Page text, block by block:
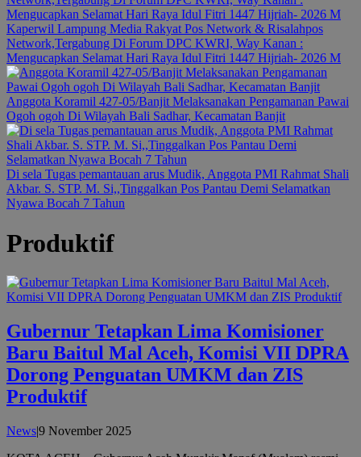
Kaperwil Lampung Media Rakyat Pos Network & Risalahpos
Network,Tergabung Di Forum DPC KWRI, Way Kanan :
Mengucapkan Selamat Hari Raya Idul Fitri 1447 Hijriah- 2026 M
Anggota Koramil 427-05/Banjit Melaksanakan Pengamanan Pawai
Ogoh ogoh Di Wilayah Bali Sadhar, Kecamatan Banjit
Di sela Tugas pemantauan arus Mudik, Anggota PMI Rahmat Shali
Akbar. S. STP. M. Si,,Tinggalkan Pos Pantau Demi Selamatkan
Nyawa Bocah 7 Tahun
Produktif
Gubernur Tetapkan Lima Komisioner
Baru Baitul Mal Aceh, Komisi VII DPRA
Dorong Penguatan UMKM dan ZIS
Produktif
News|9 November 2025oleh